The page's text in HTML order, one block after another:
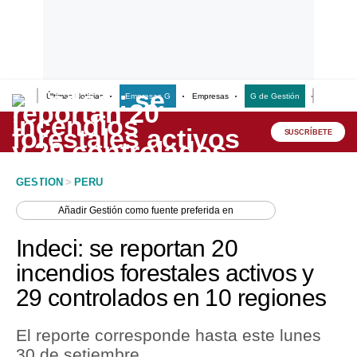
Últimas Noticias Empresas G Empresas G de Gestión
Lo último
Peru Quiosco
Economía
Mercados
Política
SUSCRÍBETE
GESTION > PERU
AñadirGestión como fuente preferida en
Indeci: se reportan 20
incendios forestales activos y
29 controlados en 10 regiones
El reporte corresponde hasta este lunes